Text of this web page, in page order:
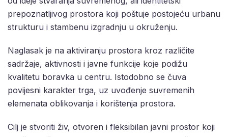
prepoznatljivog prostora koji poštuje postojeću urbanu
strukturu i stambenu izgradnju u okruženju.
Naglasak je na aktiviranju prostora kroz različite
sadržaje, aktivnosti i javne funkcije koje podižu
kvalitetu boravka u centru. Istodobno se čuva
povijesni karakter trga, uz uvođenje suvremenih
elemenata oblikovanja i korištenja prostora.
Cilj je stvoriti živ, otvoren i fleksibilan javni prostor koji